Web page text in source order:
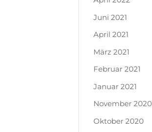
Juni 2021
April 2021
März 2021
Februar 2021
Januar 2021
November 2020
Oktober 2020